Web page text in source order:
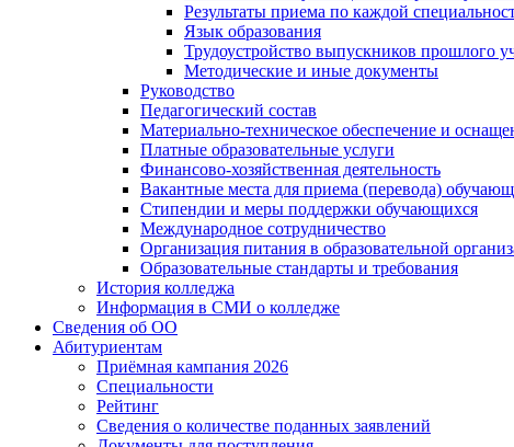
Результаты приема по каждой
Язык образования
Трудоустройство выпускников
Методические и иные документы
Руководство
Педагогический состав
Материально-техническое обеспечение и
Платные образовательные услуги
Финансово-хозяйственная деятельность
Вакантные места для приема (перевода)
Стипендии и меры поддержки обучающихся
Международное сотрудничество
Организация питания в образовательной
Образовательные стандарты и требования
История колледжа
Информация в СМИ о колледже
Сведения об ОО
Абитуриентам
Приёмная кампания 2026
Специальности
Рейтинг
Сведения о количестве поданных заявлений